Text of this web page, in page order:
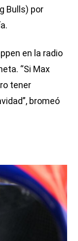
Bulls) por
en la radio
“Si Max
tener
bromeó